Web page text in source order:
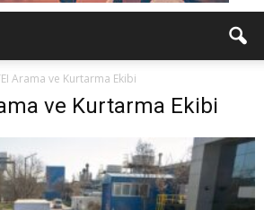
Arama ve Kurtarma Ekibi
ve Kurtarma Ekibi